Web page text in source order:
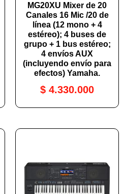
MG20XU Mixer de 20
Canales 16 Mic /20 de
línea (12 mono + 4
estéreo); 4 buses de
grupo + 1 bus estéreo;
4 envíos AUX
(incluyendo envío para
efectos) Yamaha.
$ 4.330.000